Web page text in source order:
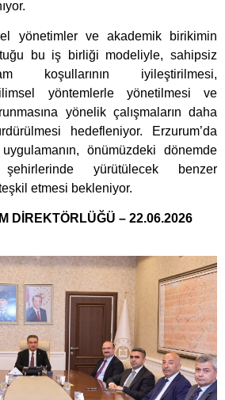
yönetimler ve akademik birikimin
bu iş birliği modeliyle, sahipsiz
koşullarının iyileştirilmesi,
yöntemlerle yönetilmesi ve
yönelik çalışmaların daha
hedefleniyor. Erzurum’da
önümüzdeki dönemde
yürütülecek benzer
etmesi bekleniyor.
DİREKTÖRLÜĞÜ – 22.06.2026